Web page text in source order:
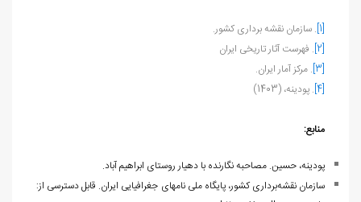
[1]. سازمان نقشه برداری کشور.
[2]. فهرست آثار تاریخی ایران
[3]. مرکز آمار ایران.
[4]. پودینه، (1403)
منابع:
پودینه، حسین. مصاحبه نگارنده با دهیار روستای ابراهیم آباد.
سازمان نقشه‌برداری کشور، پایگاه ملی نام‏های جغرافیایی ایران. قابل دسترسی از: